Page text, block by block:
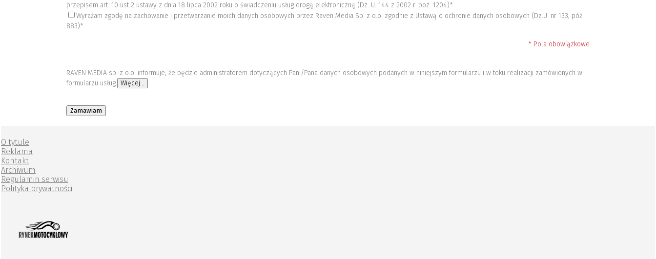
przepisem art. 10 ust 2 ustawy z dnia 18 lipca 2002 roku o świadczeniu usług drogą elektroniczną (Dz. U. 144 z 2002 r. poz. 1204)*
Wyrażam zgodę na zachowanie i przetwarzanie moich danych osobowych przez Raven Media Sp. z o.o. zgodnie z Ustawą o ochronie danych osobowych (Dz.U. nr 133, póź.
883)*
* Pola obowiązkowe
RAVEN MEDIA sp. z o.o. informuje, że będzie administratorem dotyczących Pani/Pana danych osobowych podanych w niniejszym formularzu i w toku realizacji zamówionych w
formularzu usług. Więcej...
Zamawiam
O tytule
Reklama
Kontakt
Archiwum
Regulamin serwisu
Polityka prywatności